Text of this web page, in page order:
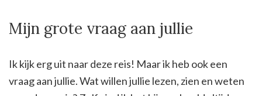
Mijn grote vraag aan jullie
Ik kijk erg uit naar deze reis! Maar ik heb ook een
vraag aan jullie. Wat willen jullie lezen, zien en weten